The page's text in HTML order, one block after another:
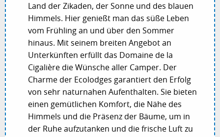
Land der Zikaden, der Sonne und des blauen
Himmels. Hier genießt man das süße Leben
vom Frühling an und über den Sommer
hinaus. Mit seinem breiten Angebot an
Unterkünften erfüllt das Domaine de la
Cigalière die Wünsche aller Camper. Der
Charme der Ecolodges garantiert den Erfolg
von sehr naturnahen Aufenthalten. Sie bieten
einen gemütlichen Komfort, die Nähe des
Himmels und die Präsenz der Bäume, um in
der Ruhe aufzutanken und die frische Luft zu